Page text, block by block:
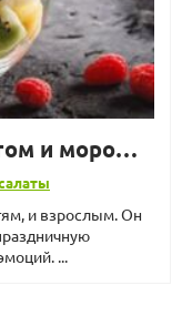
Фруктовый салат с йогуртом и мороженым
и взрослым. Он
...